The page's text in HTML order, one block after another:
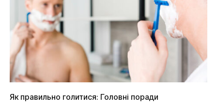
Як правильно голитися: Головні поради